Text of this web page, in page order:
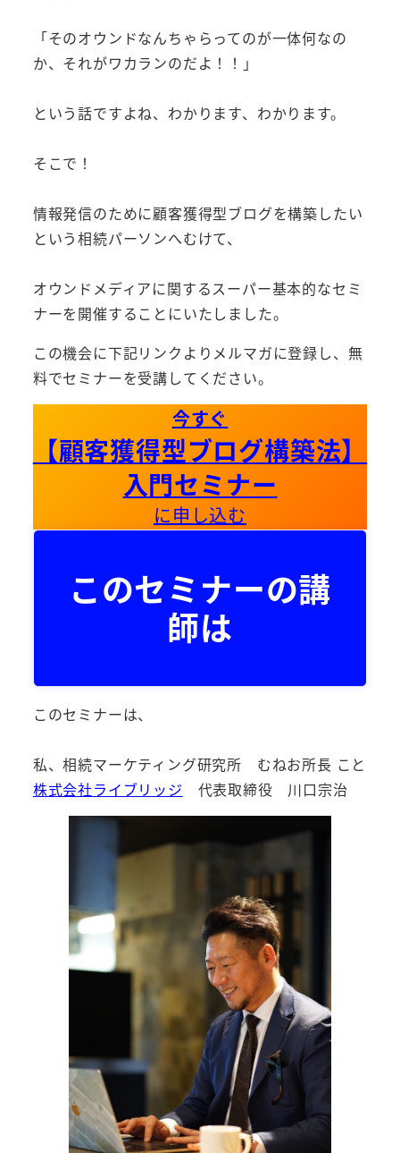
「そのオウンドなんちゃらってのが一体何なの
か、それがワカランのだよ！！」
という話ですよね、わかります、わかります。
そこで！
情報発信のために顧客獲得型ブログを構築したい
という相続パーソンへむけて、
オウンドメディアに関するスーパー基本的なセミ
ナーを開催することにいたしました。
この機会に下記リンクよりメルマガに登録し、無
料でセミナーを受講してください。
今すぐ
【顧客獲得型ブログ構築法】
入門セミナー
に申し込む
このセミナーの講
師は
このセミナーは、
私、相続マーケティング研究所 むねお所長 こと
株式会社ライブリッジ 代表取締役 川口宗治